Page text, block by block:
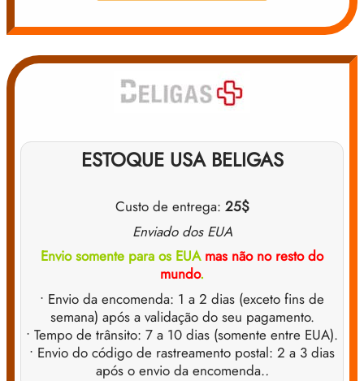
ESTOQUE USA BELIGAS
Custo de entrega: 25$
Enviado dos EUA
Envio somente para os EUA mas não no resto do
mundo.
• Envio da encomenda: 1 a 2 dias (exceto fins de
semana) após a validação do seu pagamento.
• Tempo de trânsito: 7 a 10 dias (somente entre EUA).
• Envio do código de rastreamento postal: 2 a 3 dias
após o envio da encomenda..